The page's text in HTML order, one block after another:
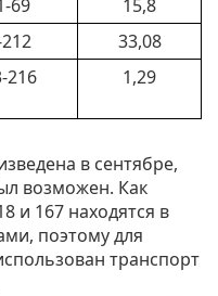
69
15,8
33,08
216 1,29
в сентябре,
возможен. Как
и 167 находятся в
поэтому для
транспорт